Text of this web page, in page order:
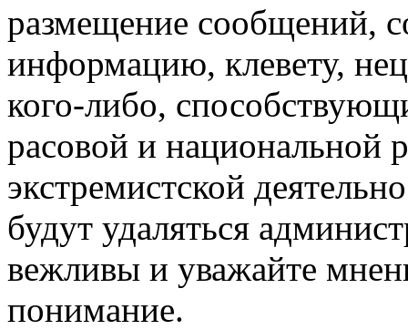
размещение сообщений,
информацию, клевету,
кого-либо,
расовой и национальной
экстремистской
будут удаляться
вежливы и уважайте
понимание.